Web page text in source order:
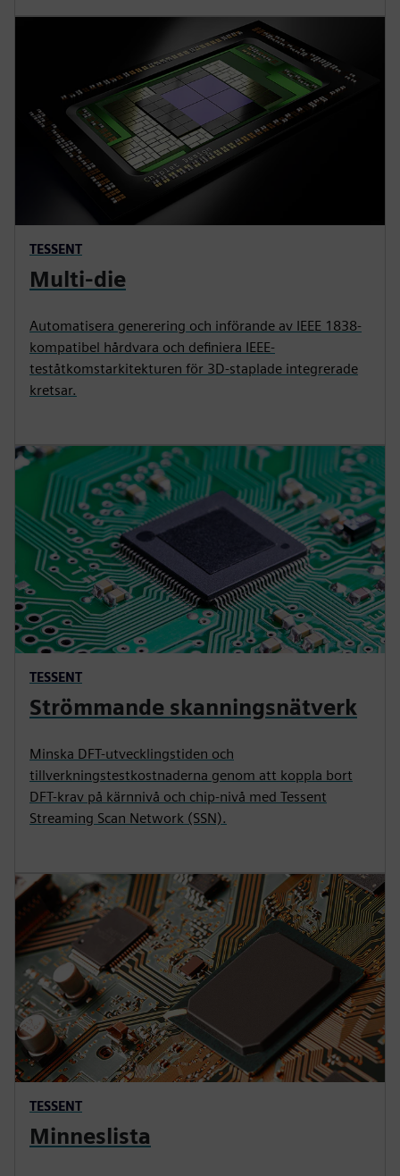
TESSENT
Multi-die
Automatisera generering och införande av IEEE 1838-
kompatibel hårdvara och definiera IEEE-
teståtkomstarkitekturen för 3D-staplade integrerade
kretsar.
TESSENT
Strömmande skanningsnätverk
Minska DFT-utvecklingstiden och
tillverkningstestkostnaderna genom att koppla bort
DFT-krav på kärnnivå och chip-nivå med Tessent
Streaming Scan Network (SSN).
TESSENT
Minneslista